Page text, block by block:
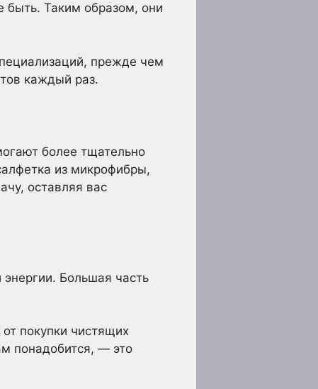
быть. Таким образом, они
прежде чем
каждый раз.
более тщательно
из микрофибры,
оставляя вас
Большая часть
покупки чистящих
понадобится, — это